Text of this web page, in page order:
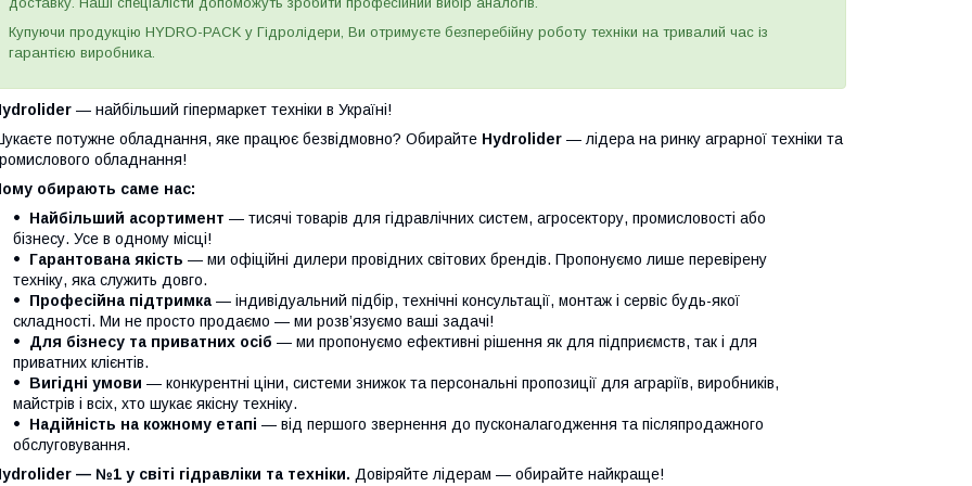
Купуючи продукцію HYDRO-PACK у Гідролідери, Ви отримуєте безперебійну роботу техніки на тривалий час із
гарантією виробника.
— найбільший гіпермаркет техніки в Україні!
потужне обладнання, яке працює безвідмовно? Обирайте Hydrolider — лідера на ринку аграрної техніки та
обладнання!
обирають саме нас:
Найбільший асортимент — тисячі товарів для гідравлічних систем, агросектору, промисловості або
бізнесу. Усе в одному місці!
Гарантована якість — ми офіційні дилери провідних світових брендів. Пропонуємо лише перевірену
техніку, яка служить довго.
Професійна підтримка — індивідуальний підбір, технічні консультації, монтаж і сервіс будь-якої
складності. Ми не просто продаємо — ми розв’язуємо ваші задачі!
Для бізнесу та приватних осіб — ми пропонуємо ефективні рішення як для підприємств, так і для
приватних клієнтів.
Вигідні умови — конкурентні ціни, системи знижок та персональні пропозиції для аграріїв, виробників,
майстрів і всіх, хто шукає якісну техніку.
Надійність на кожному етапі — від першого звернення до пусконалагодження та післяпродажного
обслуговування.
— №1 у світі гідравліки та техніки. Довіряйте лідерам — обирайте найкраще!